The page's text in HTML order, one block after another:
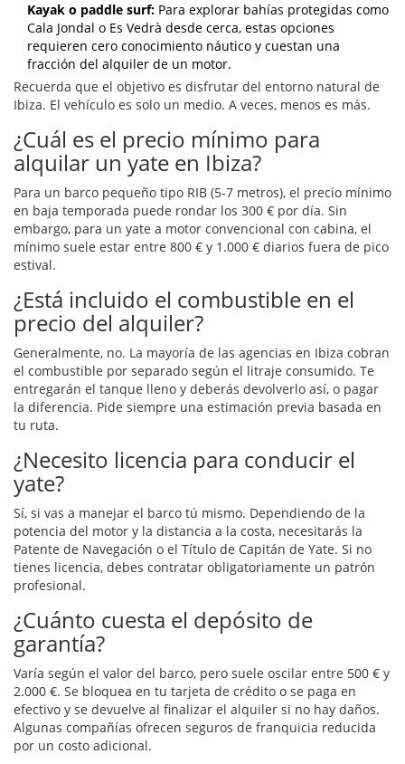
Kayak o paddle surf: Para explorar bahías protegidas como
Cala Jondal o Es Vedrà desde cerca, estas opciones
requieren cero conocimiento náutico y cuestan una
fracción del alquiler de un motor.
Recuerda que el objetivo es disfrutar del entorno natural de
Ibiza. El vehículo es solo un medio. A veces, menos es más.
¿Cuál es el precio mínimo para
alquilar un yate en Ibiza?
Para un barco pequeño tipo RIB (5-7 metros), el precio mínimo
en baja temporada puede rondar los 300 € por día. Sin
embargo, para un yate a motor convencional con cabina, el
mínimo suele estar entre 800 € y 1.000 € diarios fuera de pico
estival.
¿Está incluido el combustible en el
precio del alquiler?
Generalmente, no. La mayoría de las agencias en Ibiza cobran
el combustible por separado según el litraje consumido. Te
entregarán el tanque lleno y deberás devolverlo así, o pagar
la diferencia. Pide siempre una estimación previa basada en
tu ruta.
¿Necesito licencia para conducir el
yate?
Sí, si vas a manejar el barco tú mismo. Dependiendo de la
potencia del motor y la distancia a la costa, necesitarás la
Patente de Navegación o el Título de Capitán de Yate. Si no
tienes licencia, debes contratar obligatoriamente un patrón
profesional.
¿Cuánto cuesta el depósito de
garantía?
Varía según el valor del barco, pero suele oscilar entre 500 € y
2.000 €. Se bloquea en tu tarjeta de crédito o se paga en
efectivo y se devuelve al finalizar el alquiler si no hay daños.
Algunas compañías ofrecen seguros de franquicia reducida
por un costo adicional.